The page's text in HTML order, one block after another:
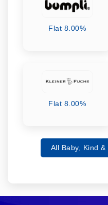
Flat 8.00%
Flat 8.00%
All Baby, Kind